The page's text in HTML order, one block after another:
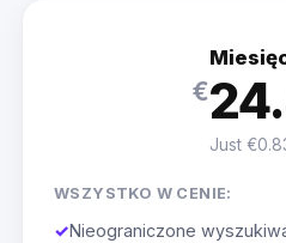
€
Just
WSZYSTKO W CENIE:
✓Nieograniczone